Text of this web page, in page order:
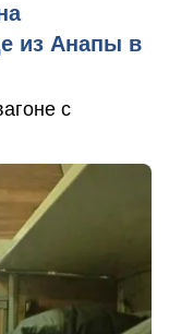
из Анапы в
с